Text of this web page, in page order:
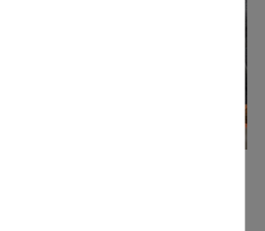
à travailler sur notre char lors
de février, à partir d'une ossature
Techniques. Pour nous, le